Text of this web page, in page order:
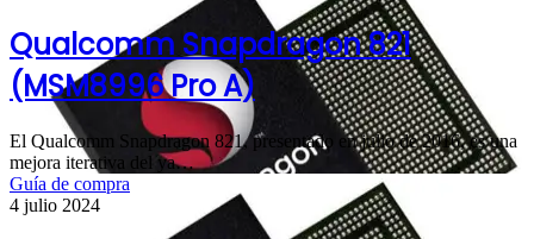
Qualcomm Snapdragon 821
(MSM8996 Pro A)
El Qualcomm Snapdragon 821, presentado en julio de 2016, es una
mejora iterativa del ya…
Guía de compra
4 julio 2024